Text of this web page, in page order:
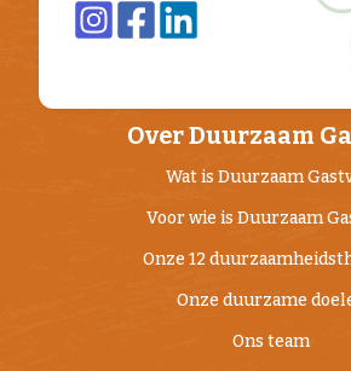
Over Duurzaam
Wat is Duurzaam
Voor wie is Duurzaam
Onze 12
Onze duurzame
Ons team